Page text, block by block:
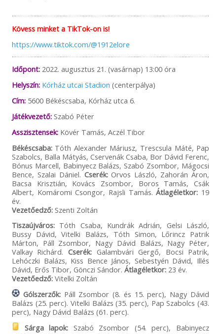
Kövess minket a TikTok-on is!
https://www.tiktok.com/@1912elore
Időpont:2022. augusztus 21. (vasárnap) 13:00 óra
Helyszín: Kórház utcai Stadion (centerpálya)
Cím:5600 Békéscsaba, Kórház utca 6.
Játékvezető:Szabó Péter
Asszisztensek:Kövér Tamás, Aczél Tibor
Békéscsaba:Tóth Alexander Máriusz, Trescsula Máté, Pap
Szabolcs, Balla Mátyás, Cservenák Csaba, Bor Dávid Ferenc,
Bónus Marcell, Babinyecz Balázs, Szabó Zsombor, Mágocsi
Bence, Szalai Dániel. Cserék:Orvos László, Zahorán Áron,
Bacsa Krisztián, Kovács Zsombor, Boros Tamás, Csák
Albert, Komáromi Csongor, Rajsli Tamás.Átlagéletkor: 19
év.
Vezetőedző:Szenti Zoltán
Tiszaújváros:Tóth Csaba, Kundrák Adrián, Gelsi László,
Bussy Dávid, Vitelki Balázs, Tóth Simon, Lőrincz Patrik
Márton, Páll Zsombor, Nagy Dávid Balázs, Nagy Péter,
Valkay Richárd. Cserék: Galambvári Gergő, Bocsi Patrik,
Lehóczki Balázs, Kiss Bence János, Sebestyén Dávid, Illés
Dávid, Erős Tibor, Gönczi Sándor. Átlagéletkor:23 év.
Vezetőedző:Vitelki Zoltán
Gólszerzők:Páll Zsombor (8. és 15. perc), Nagy Dávid
Balázs (25. perc). Vitelki Balázs (35. perc), Pap Szabolcs (43.
perc), Nagy Dávid Balázs (61. perc).
Sárga lapok: Szabó Zsombor (54. perc), Babinyecz